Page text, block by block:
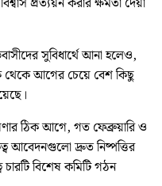
সুবিধার্থে আনা হলেও,
থেকে আগের চেয়ে বেশ কিছু
ঠিক আগে, গত ফেব্রুয়ারি ও
আবেদনগুলো দ্রুত নিষ্পত্তির
চারটি বিশেষ কমিটি গঠন